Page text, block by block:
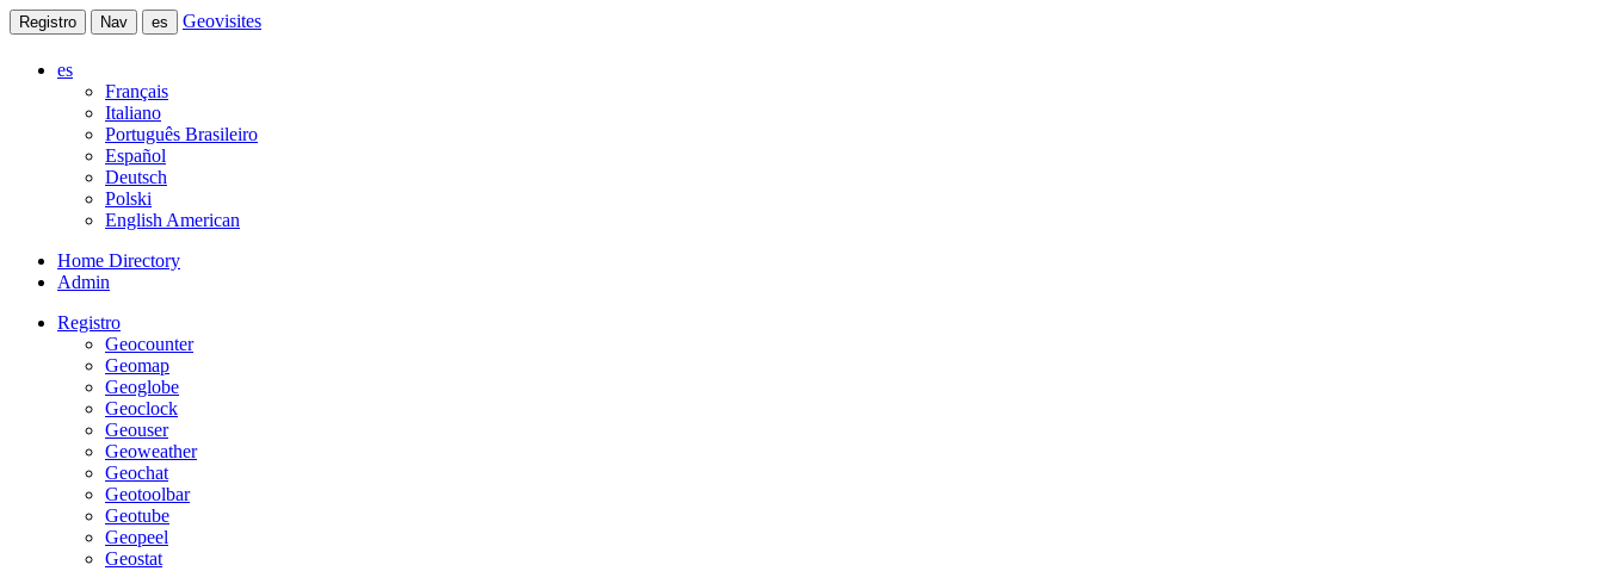
Registro Nav es Geovisites
es
Français
Italiano
Português Brasileiro
Español
Deutsch
Polski
English American
Home Directory
Admin
Registro
Geocounter
Geomap
Geoglobe
Geoclock
Geouser
Geoweather
Geochat
Geotoolbar
Geotube
Geopeel
Geostat